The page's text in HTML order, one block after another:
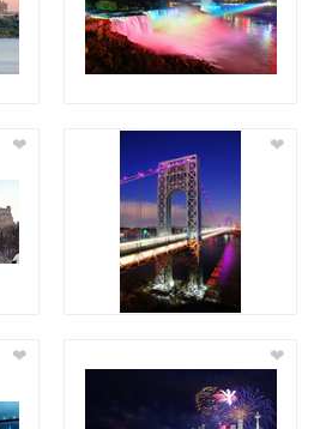
❤ ❤
❤ ❤